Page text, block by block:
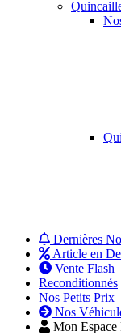
Dernières
Article en
Vente Flash
Reconditionnés
Nos Petits Prix
Nos
Mon Espace